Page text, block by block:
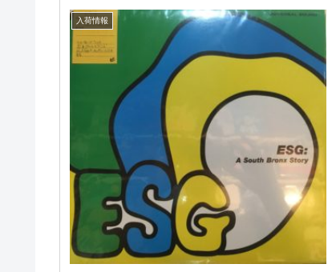
入荷情報